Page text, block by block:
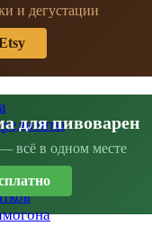
и дегустации
для пивоварен
всё в одном месте